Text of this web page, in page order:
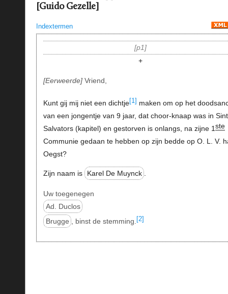
[Guido Gezelle]
Indextermen
p1
+
Eerweerde Vriend,
Kunt gij mij niet een dichtje [1]
maken om op het
van een jongentje van 9 jaar, dat choor-knaap was in
Salvators (kapitel) en gestorven is onlangs, na zijne 1ste
Communie gedaan te hebben op zijn bedde op O. L. V.
Oegst?
Zijn naam is Karel De Muynck
Uw toegenegen
Ad. Duclos
Brugge
, binst de stemming. [2]